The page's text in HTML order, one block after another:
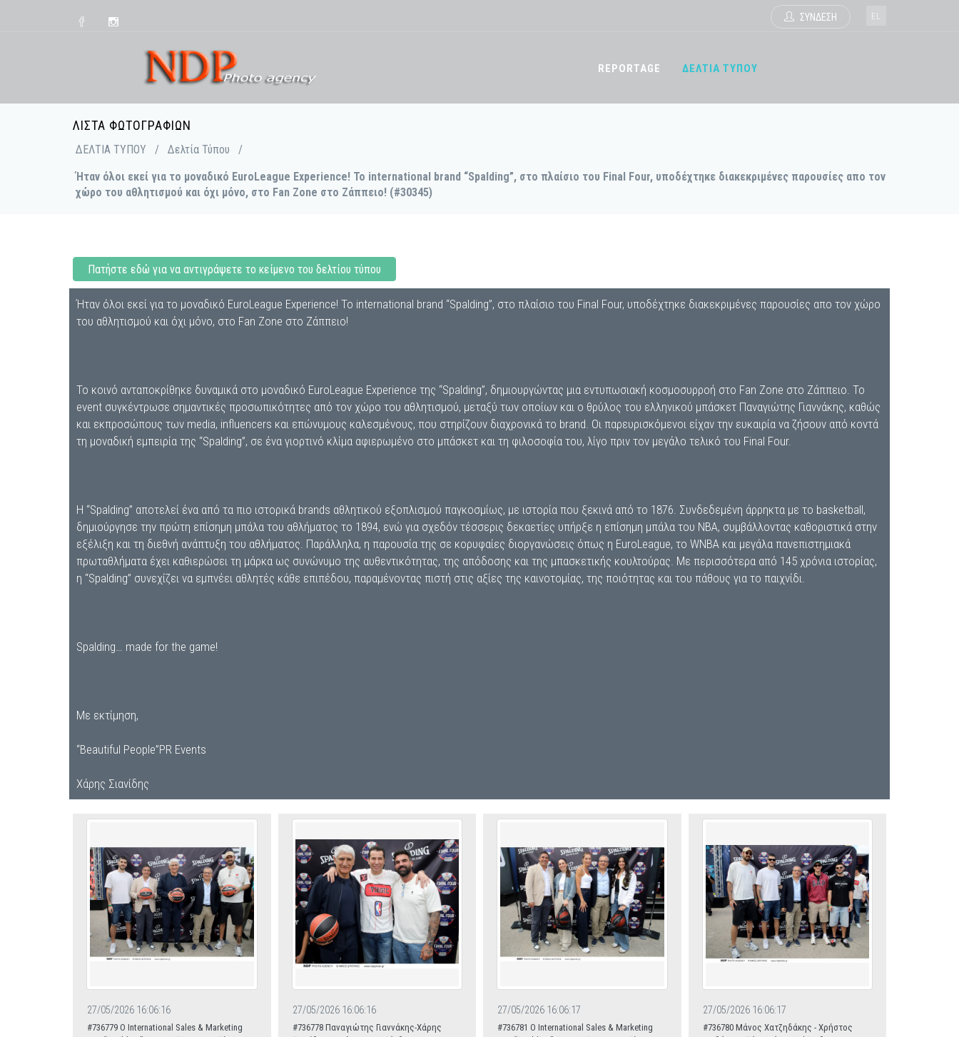
ΣΥΝΔΕΣΗ EL
REPORTAGE ΔΕΛΤΙΑ ΤΥΠΟΥ
ΛΊΣΤΑ ΦΩΤΟΓΡΑΦΙΏΝ
ΔΕΛΤΙΑ ΤΥΠΟΥ / Δελτία Τύπου
/
Ήταν όλοι εκεί για το μοναδικό EuroLeague Experience! Το international brand “Spalding”, στο πλαίσιο του Final Four, υποδέχτηκε διακεκριμένες παρουσίες απο τον
χώρο του αθλητισμού και όχι μόνο, στο Fan Zone στο Ζάππειο! (#30345)
Πατήστε εδώ για να αντιγράψετε το κείμενο του δελτίου τύπου
Ήταν όλοι εκεί για το μοναδικό EuroLeague Experience! Το international brand “Spalding”, στο πλαίσιο του Final Four, υποδέχτηκε διακεκριμένες παρουσίες απο τον χώρο
του αθλητισμού και όχι μόνο, στο Fan Zone στο Ζάππειο!
Το κοινό ανταποκρίθηκε δυναμικά στο μοναδικό EuroLeague Experience της “Spalding”, δημιουργώντας μια εντυπωσιακή κοσμοσυρροή στο Fan Zone στο Ζάππειο. Το
event συγκέντρωσε σημαντικές προσωπικότητες από τον χώρο του αθλητισμού, μεταξύ των οποίων και ο θρύλος του ελληνικού μπάσκετ Παναγιώτης Γιαννάκης, καθώς
και εκπροσώπους των media, influencers και επώνυμους καλεσμένους, που στηρίζουν διαχρονικά το brand. Οι παρευρισκόμενοι είχαν την ευκαιρία να ζήσουν από κοντά
τη μοναδική εμπειρία της “Spalding”, σε ένα γιορτινό κλίμα αφιερωμένο στο μπάσκετ και τη φιλοσοφία του, λίγο πριν τον μεγάλο τελικό του Final Four.
Η “Spalding” αποτελεί ένα από τα πιο ιστορικά brands αθλητικού εξοπλισμού παγκοσμίως, με ιστορία που ξεκινά από το 1876. Συνδεδεμένη άρρηκτα με το basketball,
δημιούργησε την πρώτη επίσημη μπάλα του αθλήματος το 1894, ενώ για σχεδόν τέσσερις δεκαετίες υπήρξε η επίσημη μπάλα του NBA, συμβάλλοντας καθοριστικά στην
εξέλιξη και τη διεθνή ανάπτυξη του αθλήματος. Παράλληλα, η παρουσία της σε κορυφαίες διοργανώσεις όπως η EuroLeague, το WNBA και μεγάλα πανεπιστημιακά
πρωταθλήματα έχει καθιερώσει τη μάρκα ως συνώνυμο της αυθεντικότητας, της απόδοσης και της μπασκετικής κουλτούρας. Με περισσότερα από 145 χρόνια ιστορίας,
η “Spalding” συνεχίζει να εμπνέει αθλητές κάθε επιπέδου, παραμένοντας πιστή στις αξίες της καινοτομίας, της ποιότητας και του πάθους για το παιχνίδι.
Spalding… made for the game!
Με εκτίμηση,
“Beautiful People”PR Events
Χάρης Σιανίδης
27/05/2026 16:06:16
#736779 O International Sales & Marketing
27/05/2026 16:06:16
#736778 Παναγιώτης Γιαννάκης-Χάρης
27/05/2026 16:06:17
#736781 O International Sales & Marketing
27/05/2026 16:06:17
#736780 Μάνος Χατζηδάκης - Χρήστος